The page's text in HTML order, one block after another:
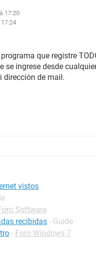
17:20
que registre
ingrese desde
dirección de mail.
vistos
Software
recibidas - Guide
- Foro Windows 7